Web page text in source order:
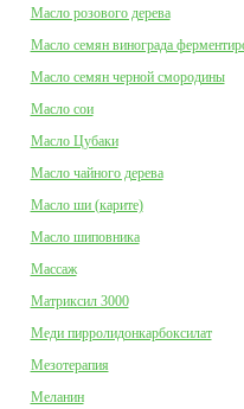
Масло розового дерева
Масло семян винограда
Масло семян черной смородины
Масло сои
Масло Цубаки
Масло чайного дерева
Масло ши (карите)
Масло шиповника
Массаж
Матриксил 3000
Меди пирролидонкарбоксилат
Мезотерапия
Меланин